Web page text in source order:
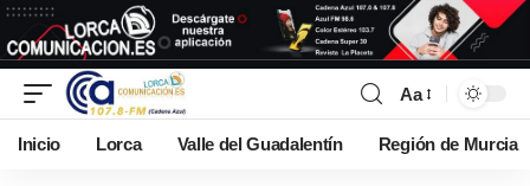
Aa
Inicio Lorca Valle del Guadalentín Región de Murcia